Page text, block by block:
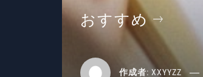
おすすめ
作成者: XXYYZZ